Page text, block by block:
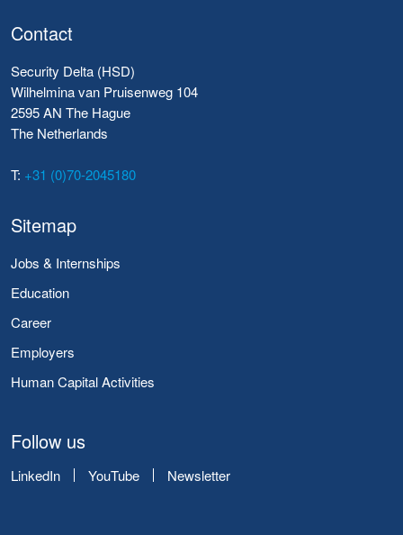
Contact
Security Delta (HSD)
Wilhelmina van Pruisenweg 104
2595 AN The Hague
The Netherlands
T: +31 (0)70-2045180
Sitemap
Jobs & Internships
Education
Career
Employers
Human Capital Activities
Follow us
LinkedIn YouTube Newsletter